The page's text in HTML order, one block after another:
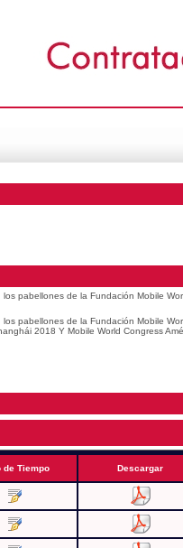
pabellones de la Fundación Mobile
pabellones de la Fundación Mobile
2018 Y Mobile World Congress
de Tiempo Descargar